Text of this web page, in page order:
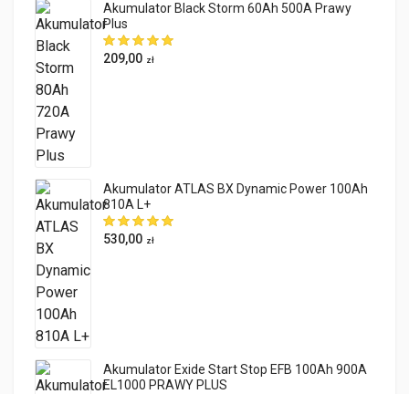
Akumulator Black Storm 60Ah 500A Prawy
Plus
209,00 zł
Akumulator ATLAS BX Dynamic Power 100Ah
810A L+
530,00 zł
Akumulator Exide Start Stop EFB 100Ah 900A
EL1000 PRAWY PLUS